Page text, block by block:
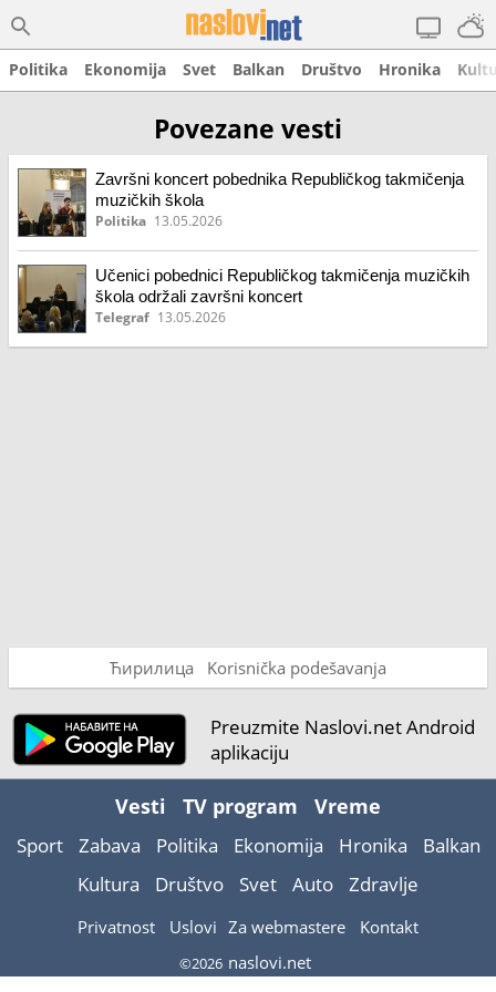
Politika Ekonomija Svet Balkan Društvo Hronika
Povezane vesti
Završni koncert pobednika Republičkog takmičenja
muzičkih škola
Politika 13.05.2026
Učenici pobednici Republičkog takmičenja muzičkih
škola održali završni koncert
Telegraf 13.05.2026
Ћирилица Korisnička podešavanja
Preuzmite Naslovi.net Android
aplikaciju
Vesti TV program Vreme
Sport Zabava Politika Ekonomija Hronika
Balkan
Kultura
Društvo Svet Auto Zdravlje
Privatnost Uslovi Za webmastere Kontakt
©2026 naslovi.net